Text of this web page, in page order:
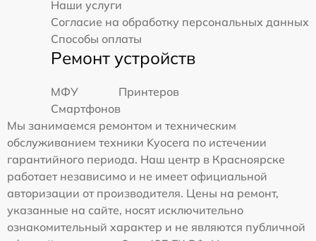
Наши услуги
Согласие на обработку персональных данных
Способы оплаты
Ремонт устройств
МФУ
Принтеров
Смартфонов
Мы занимаемся ремонтом и техническим
обслуживанием техники Kyocera по истечении
гарантийного периода. Наш центр в Красноярске
работает независимо и не имеет официальной
авторизации от производителя. Цены на ремонт,
указанные на сайте, носят исключительно
ознакомительный характер и не являются публичной